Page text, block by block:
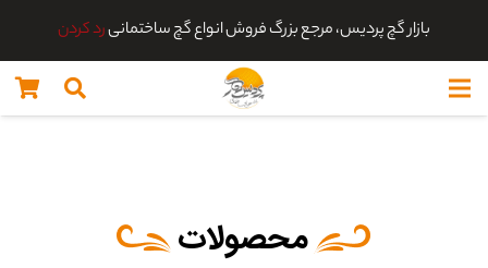
بازار گچ پردیس، مرجع بزرگ فروش انواع گچ ساختمانیرد کردن
محصولات